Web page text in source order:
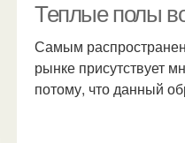
Теплые полы
Самым
рынке присутствует
потому, что данный